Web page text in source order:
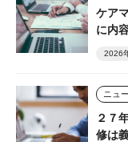
ケア
に内
2026
ニュ
２７
修は